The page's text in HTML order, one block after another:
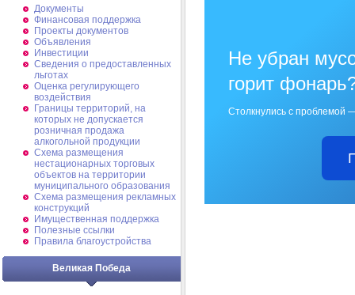
Документы
Финансовая поддержка
Проекты документов
Объявления
Инвестиции
Сведения о предоставленных
льготах
Оценка регулирующего
воздействия
Границы территорий, на
которых не допускается
розничная продажа
алкогольной продукции
Схема размещения
нестационарных торговых
объектов на территории
муниципального образования
Схема размещения рекламных
конструкций
Имущественная поддержка
Полезные ссылки
Правила благоустройства
Великая Победа
Не убран
горит
Столкнулись с проблемой